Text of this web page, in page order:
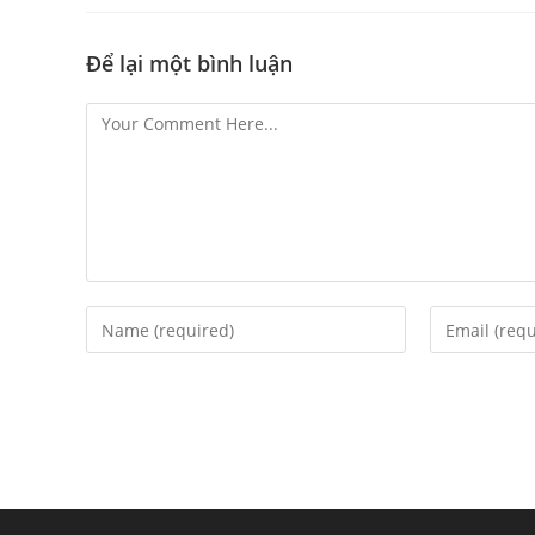
Để lại một bình luận
Comment
Enter
your
Enter
your